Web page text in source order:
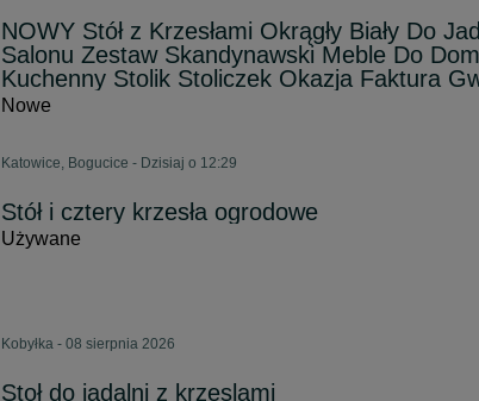
NOWY Stół z Krzesłami Okrągły Biały Do
Salonu Zestaw Skandynawski Meble Do
Kuchenny Stolik Stoliczek Okazja Faktura
Nowe
Katowice, Bogucice - Dzisiaj o 12:29
Stół i cztery krzesła ogrodowe
Używane
Kobyłka - 08 sierpnia 2026
Stoł do jadalni z krzeslami